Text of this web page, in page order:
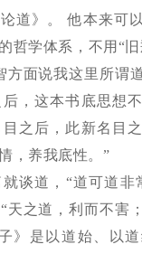
道》。 他本来可
哲学体系，不用“
方面说我这里所谓
，这本书底思想
之后，此新名目
，养我底性。”
谈道， “道可道非
天之道，利而不害
》是以道始、以